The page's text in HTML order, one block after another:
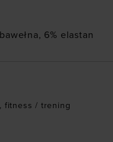
6% elastan
, fitness / trening